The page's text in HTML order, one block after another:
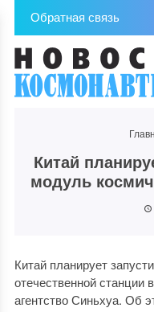
Обратная связь
Китай
модуль
Китай планирует
отечественной станции
агентство Синьхуа. Об